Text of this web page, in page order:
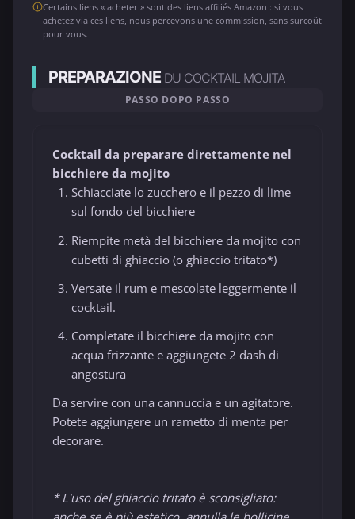
Certains liens « acheter » sont des liens affiliés Amazon : si vous
achetez via ces liens, nous percevons une commission, sans surcoût
pour vous.
PREPARAZIONE DU COCKTAIL MOJITA
PASSO DOPO PASSO
Cocktail da preparare direttamente nel
bicchiere da mojito
Schiacciate lo zucchero e il pezzo di lime
sul fondo del bicchiere
Riempite metà del bicchiere da mojito con
cubetti di ghiaccio (o ghiaccio tritato*)
Versate il rum e mescolate leggermente il
cocktail.
Completate il bicchiere da mojito con
acqua frizzante e aggiungete 2 dash di
angostura
Da servire con una cannuccia e un agitatore.
Potete aggiungere un rametto di menta per
decorare.
* L'uso del ghiaccio tritato è sconsigliato: